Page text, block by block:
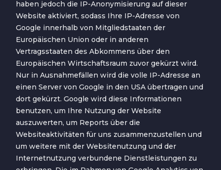
haben jedoch die IP-Anonymisierung auf dieser
Website aktiviert, sodass Ihre IP-Adresse von
Google innerhalb von Mitgliedstaaten der
Europäischen Union oder in anderen
Vertragsstaaten des Abkommens über den
Europäischen Wirtschaftsraum zuvor gekürzt wird.
Nur in Ausnahmefällen wird die volle IP-Adresse an
einen Server von Google in den USA übertragen und
dort gekürzt. Google wird diese Informationen
benutzen, um Ihre Nutzung der Website
auszuwerten, um Reports über die
Websiteaktivitäten für uns zusammenzustellen und
um weitere mit der Websitenutzung und der
Internetnutzung verbundene Dienstleistungen zu